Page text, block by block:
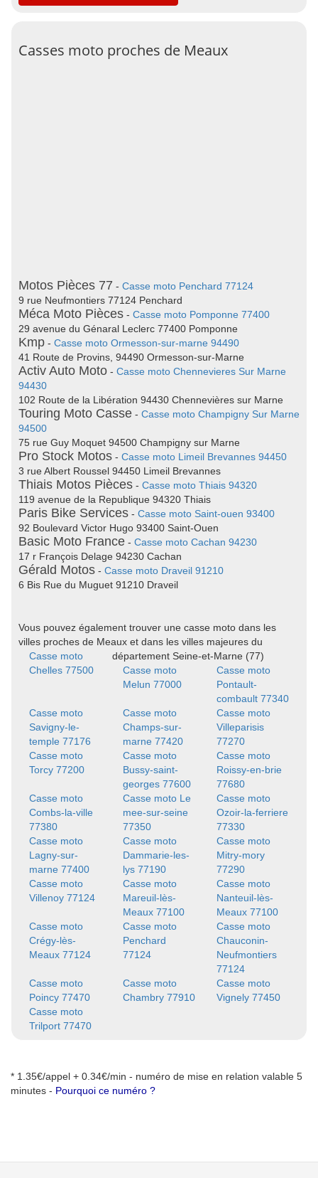
Casses moto proches de Meaux
Motos Pièces 77 - Casse moto Penchard 77124
9 rue Neufmontiers 77124 Penchard
Méca Moto Pièces - Casse moto Pomponne 77400
29 avenue du Génaral Leclerc 77400 Pomponne
Kmp - Casse moto Ormesson-sur-marne 94490
41 Route de Provins, 94490 Ormesson-sur-Marne
Activ Auto Moto - Casse moto Chennevieres Sur Marne
94430
102 Route de la Libération 94430 Chennevières sur Marne
Touring Moto Casse - Casse moto Champigny Sur Marne
94500
75 rue Guy Moquet 94500 Champigny sur Marne
Pro Stock Motos - Casse moto Limeil Brevannes 94450
3 rue Albert Roussel 94450 Limeil Brevannes
Thiais Motos Pièces - Casse moto Thiais 94320
119 avenue de la Republique 94320 Thiais
Paris Bike Services - Casse moto Saint-ouen 93400
92 Boulevard Victor Hugo 93400 Saint-Ouen
Basic Moto France - Casse moto Cachan 94230
17 r François Delage 94230 Cachan
Gérald Motos - Casse moto Draveil 91210
6 Bis Rue du Muguet 91210 Draveil
Vous pouvez également trouver une casse moto dans les
villes proches de Meaux et dans les villes majeures du
département Seine-et-Marne (77)
Casse moto
Chelles 77500
Casse moto
Melun 77000
Casse moto
Pontault-
combault 77340
Casse moto
Savigny-le-
temple 77176
Casse moto
Champs-sur-
marne 77420
Casse moto
Villeparisis
77270
Casse moto
Torcy 77200
Casse moto
Bussy-saint-
georges 77600
Casse moto
Roissy-en-brie
77680
Casse moto
Combs-la-ville
77380
Casse moto Le
mee-sur-seine
77350
Casse moto
Ozoir-la-ferriere
77330
Casse moto
Lagny-sur-
marne 77400
Casse moto
Dammarie-les-
lys 77190
Casse moto
Mitry-mory
77290
Casse moto
Villenoy 77124
Casse moto
Mareuil-lès-
Meaux 77100
Casse moto
Nanteuil-lès-
Meaux 77100
Casse moto
Crégy-lès-
Meaux 77124
Casse moto
Penchard
77124
Casse moto
Chauconin-
Neufmontiers
77124
Casse moto
Poincy 77470
Casse moto
Chambry 77910
Casse moto
Vignely 77450
Casse moto
Trilport 77470
* 1.35€/appel + 0.34€/min - numéro de mise en relation valable 5
minutes - Pourquoi ce numéro ?